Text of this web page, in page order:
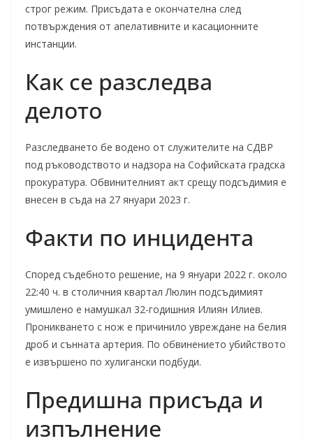
строг режим. Присъдата е окончателна след
потвърждения от апелативните и касационните
инстанции.
Как се разследва
делото
Разследването бе водено от служителите на СДВР
под ръководството и надзора на Софийската градска
прокуратура. Обвинителният акт срещу подсъдимия е
внесен в съда на 27 януари 2023 г.
Факти по инцидента
Според съдебното решение, на 9 януари 2022 г. около
22:40 ч. в столичния квартал Люлин подсъдимият
умишлено е намушкал 32-годишния Илиян Илиев.
Проникването с нож е причинило увреждане на белия
дроб и сънната артерия. По обвинението убийството
е извършено по хулигански подбуди.
Предишна присъда и
изпълнение